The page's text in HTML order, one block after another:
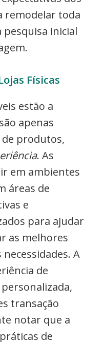
remodelar toda
pesquisa inicial
Físicas
estão a
apenas
de produtos,
. As
em ambientes
áreas de
e
para ajudar
as melhores
A
de
transação
notar que a
de